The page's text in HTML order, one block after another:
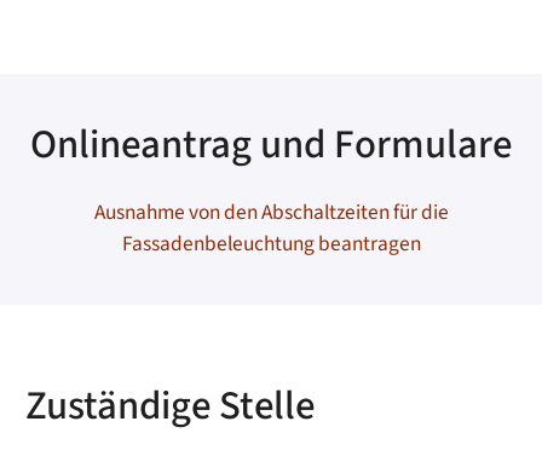
Onlineantrag und Formulare
Ausnahme von den Abschaltzeiten für die
Fassadenbeleuchtung beantragen
Zuständige Stelle